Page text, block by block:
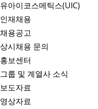
유아이코스메틱스(UIC)
인재채용
채용공고
상시채용 문의
홍보센터
그룹 및 계열사 소식
보도자료
영상자료